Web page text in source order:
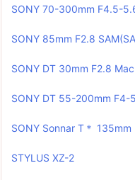
SONY 70-300mm F4.5-
SONY 85mm F2.8
SONY DT 30mm F2.8
SONY DT 55-200mm F4-
SONY Sonnar T＊ 135mm
STYLUS XZ-2